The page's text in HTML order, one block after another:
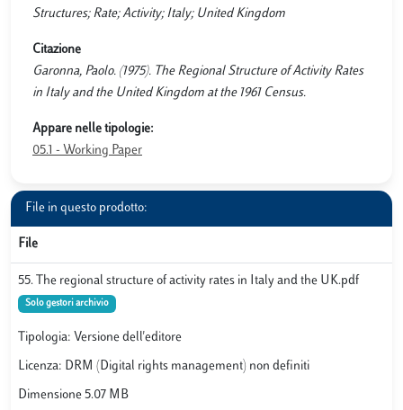
Structures; Rate; Activity; Italy; United Kingdom
Citazione
Garonna, Paolo. (1975). The Regional Structure of Activity Rates
in Italy and the United Kingdom at the 1961 Census.
Appare nelle tipologie:
05.1 - Working Paper
File in questo prodotto:
File
55. The regional structure of activity rates in Italy and the UK.pdf
Solo gestori archivio
Tipologia: Versione dell'editore
Licenza: DRM (Digital rights management) non definiti
Dimensione 5.07 MB